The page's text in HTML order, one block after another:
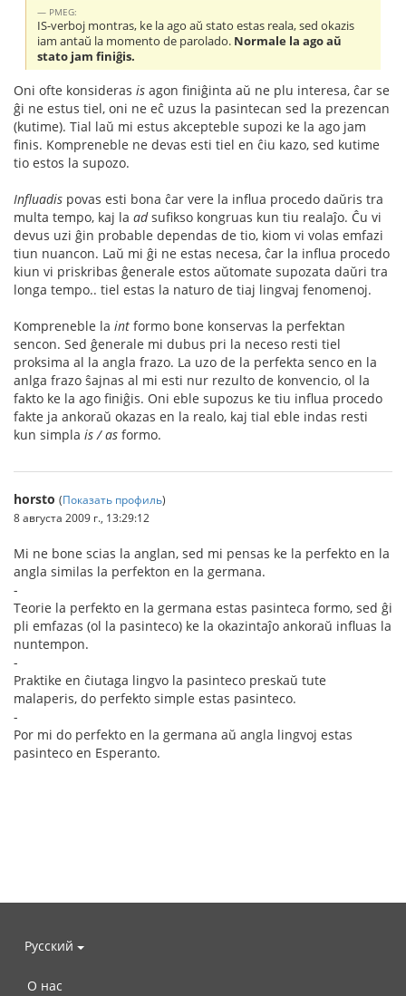
PMEG:
IS-verboj montras, ke la ago aŭ stato estas reala, sed okazis
iam antaŭ la momento de parolado. Normale la ago aŭ
stato jam finiĝis.
Oni ofte konsideras is agon finiĝinta aŭ ne plu interesa, ĉar se
ĝi ne estus tiel, oni ne eĉ uzus la pasintecan sed la prezencan
(kutime). Tial laŭ mi estus akcepteble supozi ke la ago jam
finis. Kompreneble ne devas esti tiel en ĉiu kazo, sed kutime
tio estos la supozo.
Influadis povas esti bona ĉar vere la influa procedo daŭris tra
multa tempo, kaj la adsufikso kongruas kun tiu realaĵo. Ĉu vi
devus uzi ĝin probable dependas de tio, kiom vi volas emfazi
tiun nuancon. Laŭ mi ĝi ne estas necesa, ĉar la influa procedo
kiun vi priskribas ĝenerale estos aŭtomate supozata daŭri tra
longa tempo.. tiel estas la naturo de tiaj lingvaj fenomenoj.
Kompreneble la int formo bone konservas la perfektan
sencon. Sed ĝenerale mi dubus pri la neceso resti tiel
proksima al la angla frazo. La uzo de la perfekta senco en la
anlga frazo ŝajnas al mi esti nur rezulto de konvencio, ol la
fakto ke la ago finiĝis. Oni eble supozus ke tiu influa procedo
fakte ja ankoraŭ okazas en la realo, kaj tial eble indas resti
kun simpla is / as formo.
horsto (Показать профиль)
8 августа 2009 г., 13:29:12
Mi ne bone scias la anglan, sed mi pensas ke la perfekto en la
angla similas la perfekton en la germana.
-
Teorie la perfekto en la germana estas pasinteca formo, sed ĝi
pli emfazas (ol la pasinteco) ke la okazintaĵo ankoraŭ influas la
nuntempon.
-
Praktike en ĉiutaga lingvo la pasinteco preskaŭ tute
malaperis, do perfekto simple estas pasinteco.
-
Por mi do perfekto en la germana aŭ angla lingvoj estas
pasinteco en Esperanto.
Русский
О нас